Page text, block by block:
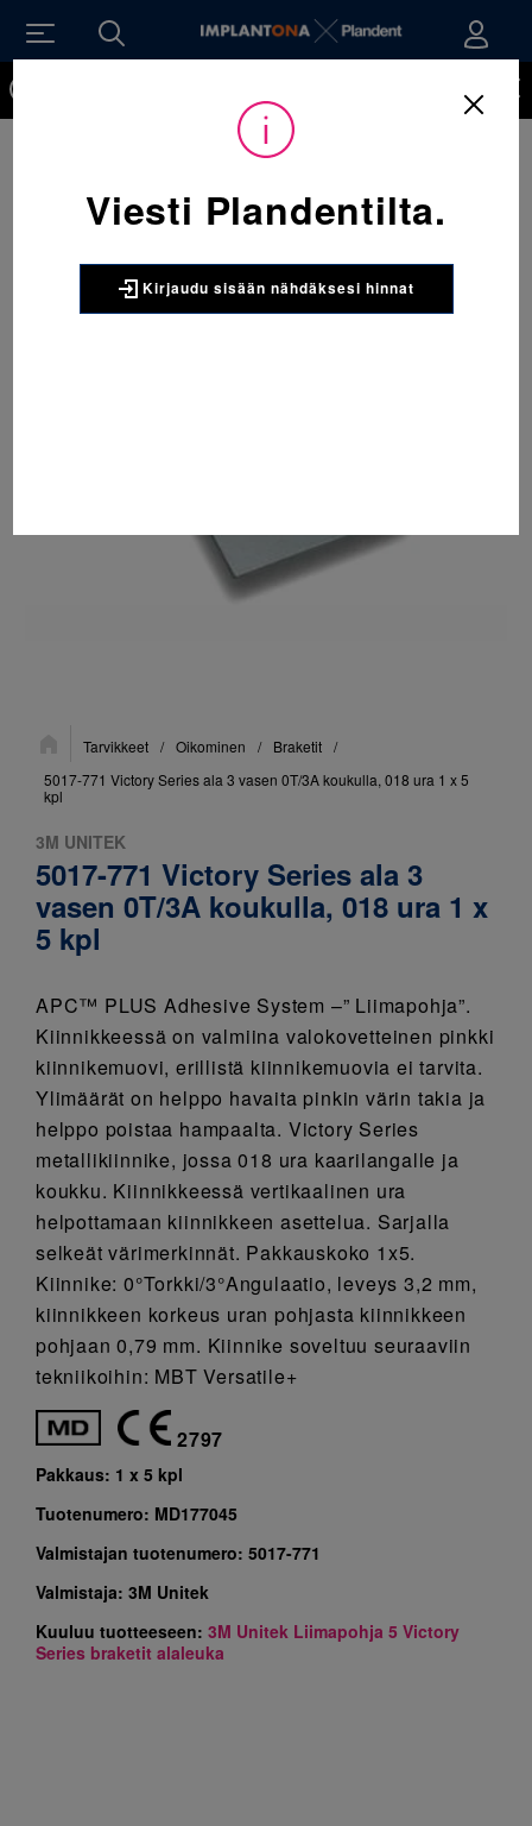
Sijainti:Tarvikkeet / Oikominen / Braketit /
5017-771 Victory Series ala 3 vasen 0T/3A koukulla, 018 ura 1 x 5
kpl
3M UNITEK
5017-771 Victory Series ala 3
vasen 0T/3A koukulla, 018 ura 1 x
5 kpl
APC™ PLUS Adhesive System –” Liimapohja”.
Kiinnikkeessä on valmiina valokovetteinen pinkki
kiinnikemuovi, erillistä kiinnikemuovia ei tarvita.
Ylimäärät on helppo havaita pinkin värin takia ja
helppo poistaa hampaalta. Victory Series
metallikiinnike, jossa 018 ura kaarilangalle ja
koukku. Kiinnikkeessä vertikaalinen ura
helpottamaan kiinnikkeen asettelua. Sarjalla
selkeät värimerkinnät. Pakkauskoko 1x5.
Kiinnike: 0°Torkki/3°Angulaatio, leveys 3,2 mm,
kiinnikkeen korkeus uran pohjasta kiinnikkeen
pohjaan 0,79 mm. Kiinnike soveltuu seuraaviin
tekniikoihin: MBT Versatile+
2797
Pakkaus: 1 x 5 kpl
Tuotenumero: MD177045
Valmistajan tuotenumero: 5017-771
Valmistaja: 3M Unitek
Kuuluu tuotteeseen: 3M Unitek Liimapohja 5 Victory
Series braketit alaleuka
Viesti Plandentilta.
Kirjaudu sisään nähdäksesi hinnat